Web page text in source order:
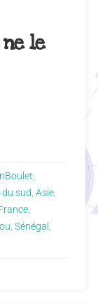
ne le
,
sud, Asie,
,
, Sénégal ,